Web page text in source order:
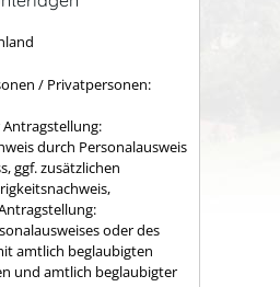
/ Privatpersonen:
durch Personalausweis
ggf. zusätzlichen
oder des
amtlich beglaubigten
und amtlich beglaubigter